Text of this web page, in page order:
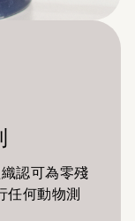
認可為零殘
任何動物測